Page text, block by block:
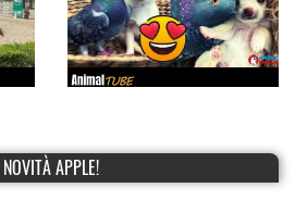
NOVITÀ APPLE!